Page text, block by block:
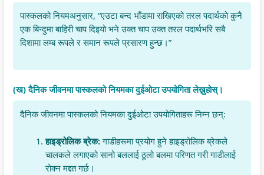
पास्कलको नियमअनुसार, “एउटा बन्द भाँडामा राखिएको तरल पदार्थको कुनै
एक बिन्दुमा बाहिरी चाप दिइयो भने उक्त चाप उक्त तरल पदार्थभरि सबै
दिशामा लम्ब रूपले र समान रूपले प्रसारण हुन्छ।”
(ख) दैनिक जीवनमा पास्कलको नियमका दुईओटा उपयोगिता लेख्नुहोस्।
दैनिक जीवनमा पास्कलको नियमका दुईओटा उपयोगिताहरू निम्न छन्:
हाइड्रोलिक ब्रेक:गाडीहरूमा प्रयोग हुने हाइड्रोलिक ब्रेकले
चालकले लगाएको सानो बललाई ठूलो बलमा परिणत गरी गाडीलाई
रोक्न मद्दत गर्छ।